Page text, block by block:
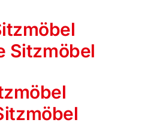
Sitzmöbel